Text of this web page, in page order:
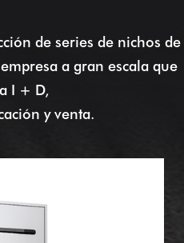
de series de nichos de
a gran escala que
I + D,
y venta.